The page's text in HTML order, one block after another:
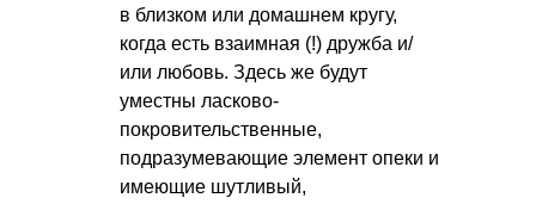
в близком или домашнем кругу,
когда есть взаимная (!) дружба и/
или любовь. Здесь же будут
уместны ласково-
покровительственные,
подразумевающие элемент опеки и
имеющие шутливый,